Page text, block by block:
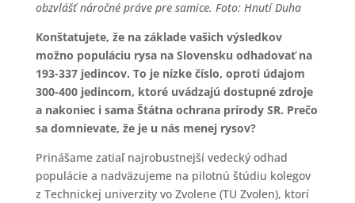
obzvlášť náročné práve pre samice. Foto: Hnutí Duha
Konštatujete, že na základe vašich výsledkov
možno populáciu rysa na Slovensku odhadovať na
193-337 jedincov. To je nízke číslo, oproti údajom
300-400 jedincom, ktoré uvádzajú dostupné zdroje
a nakoniec i sama Štátna ochrana prírody SR. Prečo
sa domnievate, že je u nás menej rysov?
Prinášame zatiaľ najrobustnejší vedecký odhad
populácie a nadväzujeme na pilotnú štúdiu kolegov
z Technickej univerzity vo Zvolene (TU Zvolen), ktorí